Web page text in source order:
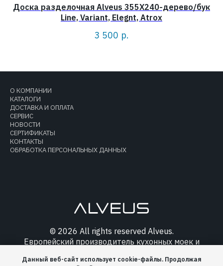
Доска разделочная Alveus 355X240-дерево/бук
Line, Variant, Elegnt, Atrox
3 500 р.
О КОМПАНИИ
КАТАЛОГИ
ДОСТАВКА И ОПЛАТА
СЕРВИС
НОВОСТИ
СЕРТИФИКАТЫ
КОНТАКТЫ
ОБРАБОТКА ПЕРСОНАЛЬНЫХ ДАННЫХ
© 2026 All rights reserved Alveus.
Европейский производитель кухонных моек и
Данный веб-сайт использует cookie-файлы. Продолжая